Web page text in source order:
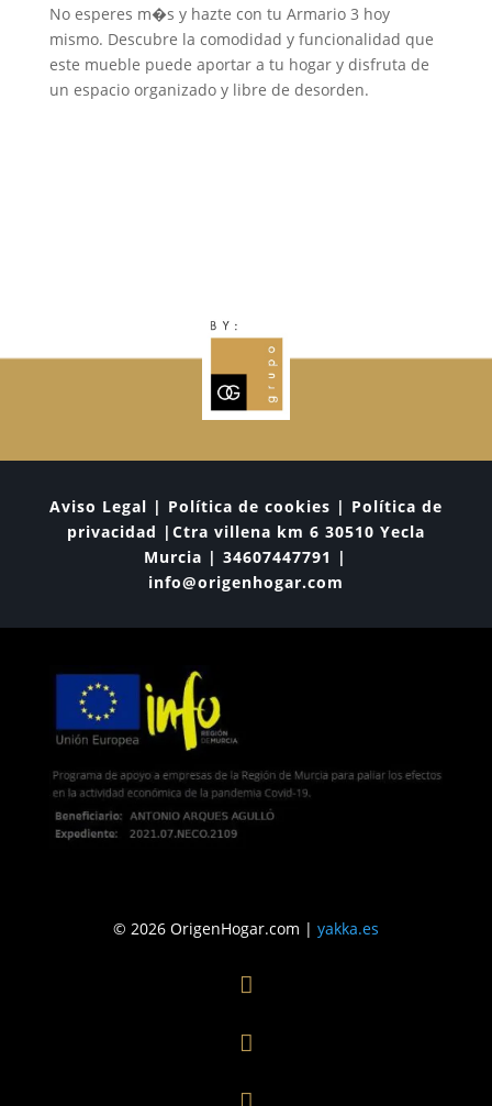
No esperes m�s y hazte con tu Armario 3 hoy
mismo. Descubre la comodidad y funcionalidad que
este mueble puede aportar a tu hogar y disfruta de
un espacio organizado y libre de desorden.
Aviso Legal | Política de cookies | Política de
privacidad |Ctra villena km 6 30510 Yecla
Murcia | 34607447791 |
info@origenhogar.com
© 2026 OrigenHogar.com | yakka.es

